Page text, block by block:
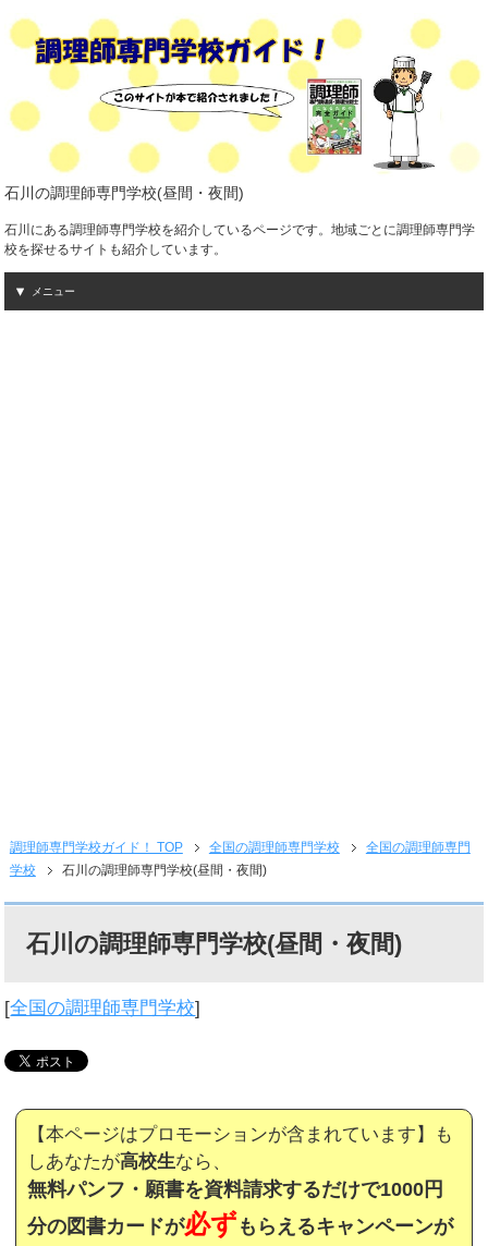
石川の調理師専門学校(昼間・夜間)
石川にある調理師専門学校を紹介しているページです。地域ごとに調理師専門学
校を探せるサイトも紹介しています。
メニュー
調理師専門学校ガイド！ TOP 全国の調理師専門学校
全国の調理師専門
学校
石川の調理師専門学校(昼間・夜間)
石川の調理師専門学校(昼間・夜間)
[全国の調理師専門学校]
【本ページはプロモーションが含まれています】も
しあなたが高校生なら、
無料パンフ・願書を資料請求するだけで1000円
分の図書カードが必ずもらえるキャンペーンが